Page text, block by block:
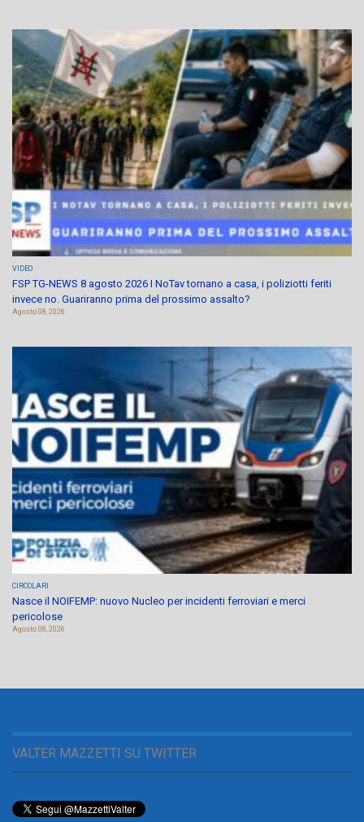
VIDEO
FSP TG-NEWS 8 agosto 2026 I NoTav tornano a casa, i poliziotti feriti
invece no. Guariranno prima del prossimo assalto?
Agosto 08, 2026
CIRCOLARI
Nasce il NOIFEMP: nuovo Nucleo per incidenti ferroviari e merci
pericolose
Agosto 08, 2026
VALTER MAZZETTI SU TWITTER